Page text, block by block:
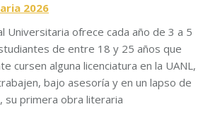
2026
Universitaria ofrece cada año de 3 a 5
de entre 18 y 25 años que
cursen alguna licenciatura en la UANL,
bajo asesoría y en un lapso de
su primera obra literaria